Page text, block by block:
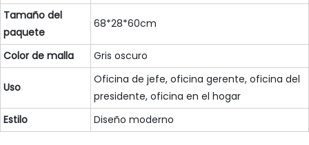
Tamaño del
paquete
68*28*60cm
Color de malla Gris oscuro
Uso
Oficina de jefe, oficina gerente, oficina del
presidente, oficina en el hogar
Estilo
Diseño moderno